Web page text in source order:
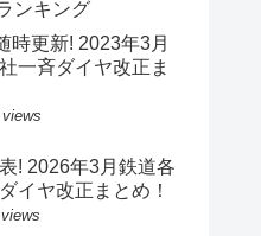
ンキング
時更新! 2023年3月
一斉ダイヤ改正ま
! 2026年3月鉄道各
イヤ改正まとめ！